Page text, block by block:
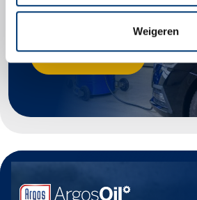
Weigeren
voor jouw voertuig.